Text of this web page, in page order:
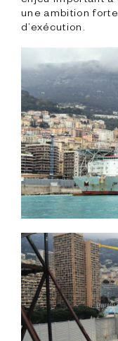
une ambition
d’exécution.